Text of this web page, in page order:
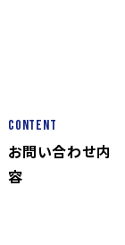
Content
お問い合わせ内
容